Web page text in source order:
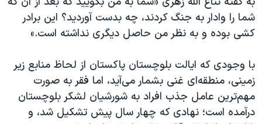
شما را وادار به جنگ کردند، چه بدست آوردید؟ این برادر
کشی بوده و به نظر من حاصل دیگری نداشته است.»
با وجودی که ایالت بلوچستان پاکستان از لحاظ منابع زیر
زمینی، منطقه‌ای غنی بشمار می‌آید، اما فقر به صورت
مهم‌ترین عامل جذب افراد به شورشیان لشکر بلوچستان
درآمده است؛ نهادی که چهار سال پیش تشکیل شد، و